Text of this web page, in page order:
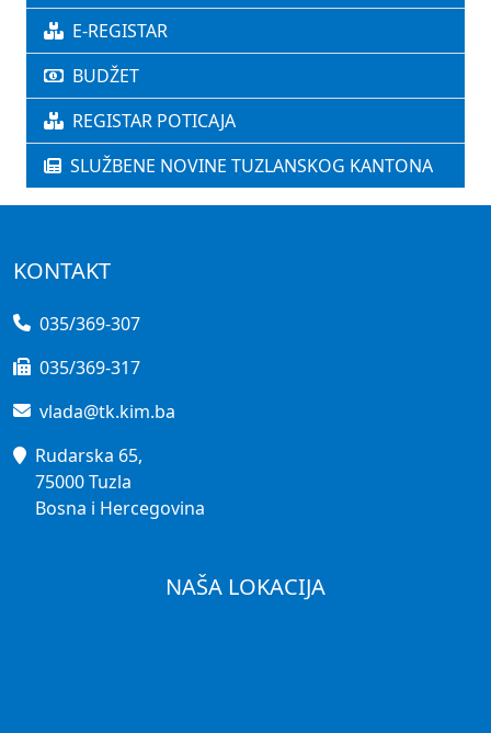
E-REGISTAR
BUDŽET
REGISTAR POTICAJA
SLUŽBENE NOVINE TUZLANSKOG KANTONA
KONTAKT
035/369-307
035/369-317
vlada@tk.kim.ba
Rudarska 65,
75000 Tuzla
Bosna i Hercegovina
NAŠA LOKACIJA